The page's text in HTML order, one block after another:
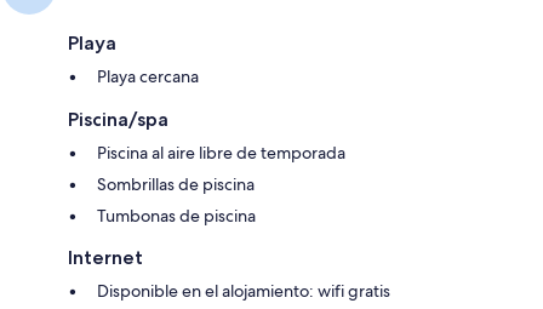
Playa
Playa cercana
Piscina/spa
Piscina al aire libre de temporada
Sombrillas de piscina
Tumbonas de piscina
Internet
Disponible en el alojamiento: wifi gratis